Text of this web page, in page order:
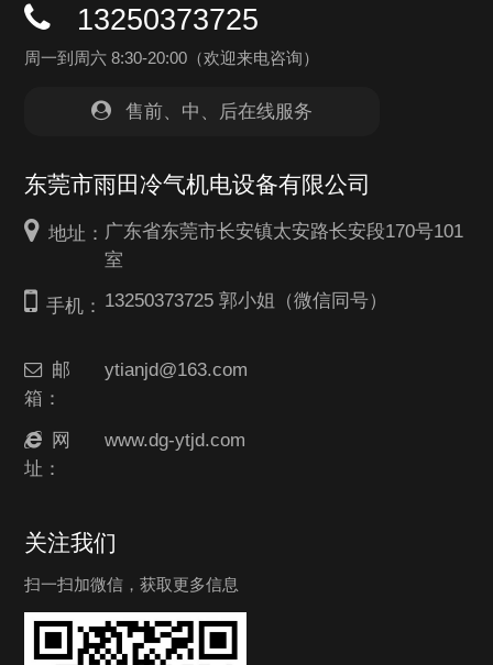
13250373725
周一到周六 8:30-20:00（欢迎来电咨询）
售前、中、后在线服务
东莞市雨田冷气机电设备有限公司
地址： 广东省东莞市长安镇太安路长安段170号101
室
手机： 13250373725 郭小姐（微信同号）
邮
箱：
ytianjd@163.com
网
址：
www.dg-ytjd.com
关注我们
扫一扫加微信，获取更多信息